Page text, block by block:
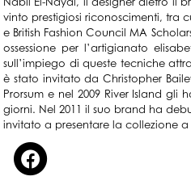
vinto prestigiosi riconoscimenti, tra
e British Fashion Council MA
ossessione per l’artigianato
sull’impiego di queste tecniche
è stato invitato da Christopher
Prorsum e nel 2009 River Island
giorni. Nel 2011 il suo brand ha
invitato a presentare la collezione